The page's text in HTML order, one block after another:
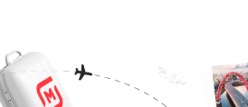
из ключевых розничных сетей
масштаба. Всё благодаря
увлечённых ритейлом людей!